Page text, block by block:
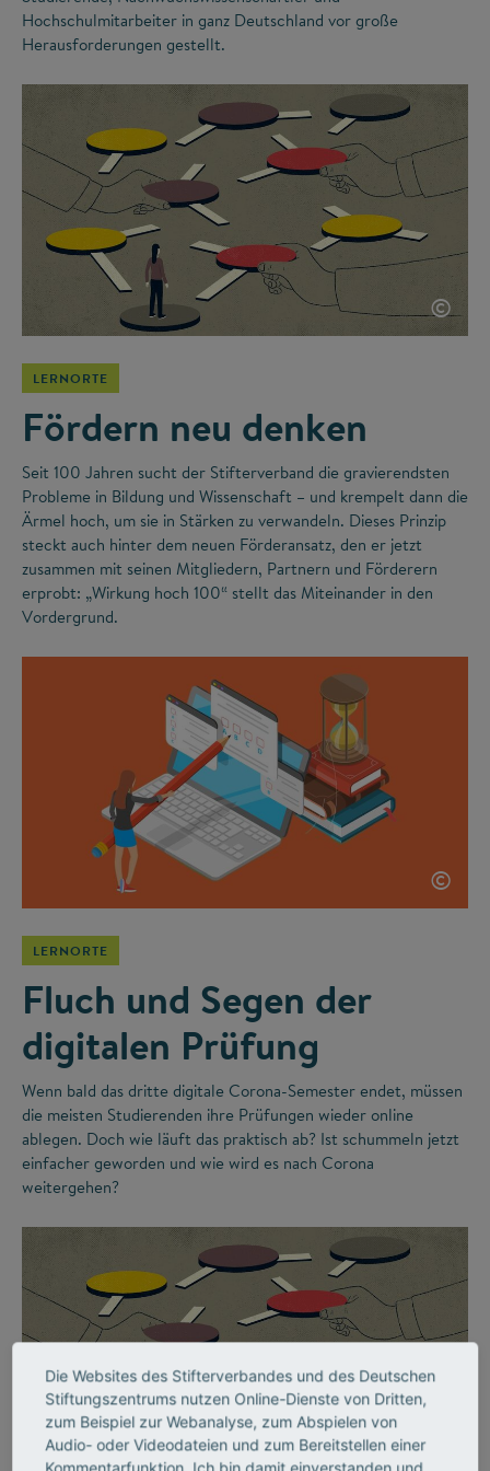
Hochschulmitarbeiter in ganz Deutschland vor große
Herausforderungen gestellt.
©
LERNORTE
Fördern neu denken
Seit 100 Jahren sucht der Stifterverband die gravierendsten
Probleme in Bildung und Wissenschaft – und krempelt dann die
Ärmel hoch, um sie in Stärken zu verwandeln. Dieses Prinzip
steckt auch hinter dem neuen Förderansatz, den er jetzt
zusammen mit seinen Mitgliedern, Partnern und Förderern
erprobt: „Wirkung hoch 100“ stellt das Miteinander in den
Vordergrund.
©
LERNORTE
Fluch und Segen der
digitalen Prüfung
Wenn bald das dritte digitale Corona-Semester endet, müssen
die meisten Studierenden ihre Prüfungen wieder online
ablegen. Doch wie läuft das praktisch ab? Ist schummeln jetzt
einfacher geworden und wie wird es nach Corona
weitergehen?
Die Websites des Stifterverbandes und des Deutschen
Stiftungszentrums nutzen Online-Dienste von Dritten,
zum Beispiel zur Webanalyse, zum Abspielen von
Audio- oder Videodateien und zum Bereitstellen einer